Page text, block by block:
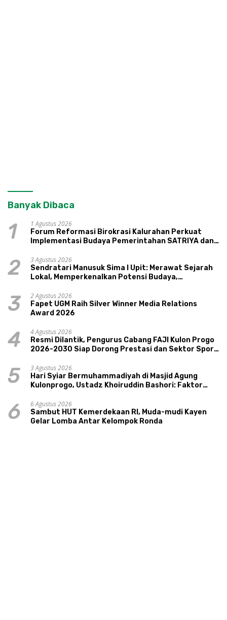
Banyak Dibaca
1
1 Agustus 2026
Forum Reformasi Birokrasi Kalurahan Perkuat
Implementasi Budaya Pemerintahan SATRIYA dan
2
3 Agustus 2026
Sendratari Manusuk Sima I Upit: Merawat Sejarah
Lokal, Memperkenalkan Potensi Budaya,
3
2 Agustus 2026
Fapet UGM Raih Silver Winner Media Relations
Award 2026
4
4 Agustus 2026
Resmi Dilantik, Pengurus Cabang FAJI Kulon Progo
2026-2030 Siap Dorong Prestasi dan Sektor Sport
5
3 Agustus 2026
Hari Syiar Bermuhammadiyah di Masjid Agung
Kulonprogo, Ustadz Khoiruddin Bashori: Faktor
6
6 Agustus 2026
Sambut HUT Kemerdekaan RI, Muda-mudi Kayen
Gelar Lomba Antar Kelompok Ronda